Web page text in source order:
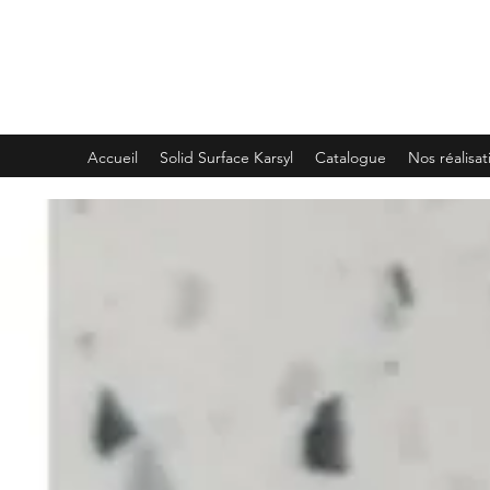
Accueil Solid Surface Karsyl Catalogue Nos